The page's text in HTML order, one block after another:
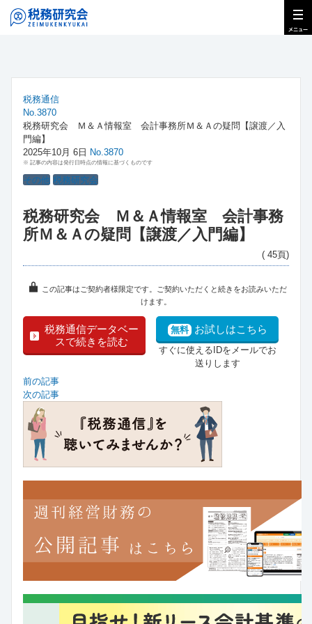
税務通信
No.3870
税務研究会 Ｍ＆Ａ情報室 会計事務所Ｍ＆Ａの疑問【譲渡／入
門編】
2025年10月 6日 No.3870
※ 記事の内容は発行日時点の情報に基づくものです
その他 税務研究会
税務研究会 Ｍ＆Ａ情報室 会計事務
所Ｍ＆Ａの疑問【譲渡／入門編】
( 45頁)
この記事はご契約者様限定です。ご契約いただくと続きをお読みいただ
けます。
税務通信データベー
スで続きを読む
無料 お試しはこちら
すぐに使えるIDをメールでお
送りします
前の記事
次の記事